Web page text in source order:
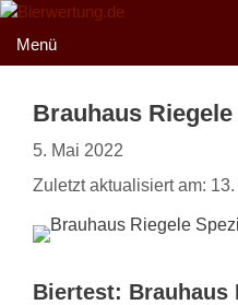
Zum
Inhalt
springen
Menü
Brauhaus
5. Mai 2022
Zuletzt aktualisiert am:
Biertest: Brauhaus